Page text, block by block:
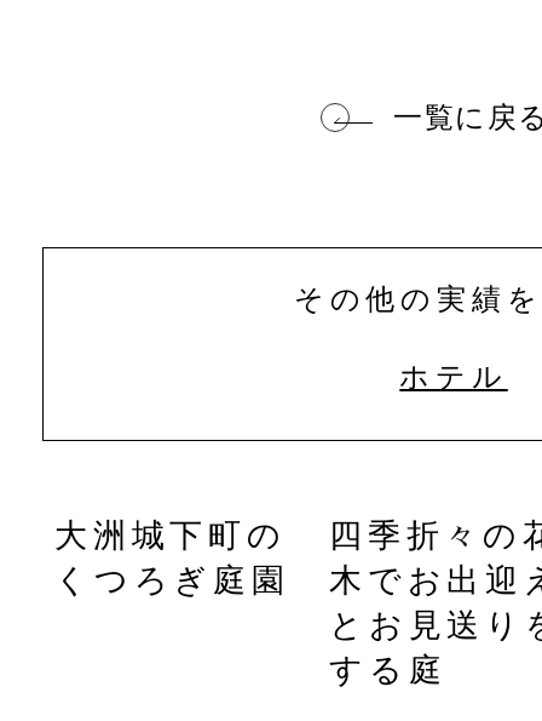
一覧に戻
その他の実績
ホテル
大洲城下町の
くつろぎ庭園
四季折々の
木でお出迎
とお見送り
する庭